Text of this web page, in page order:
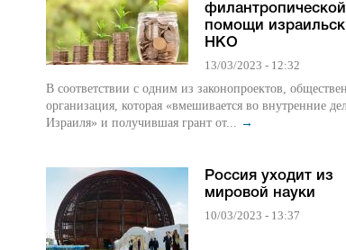
филантропической
помощи
НКО
13/03/2023 - 12:32
В соответствии с одним из законопроектов,
организация, которая «вмешивается во внутренние
Израиля» и получившая грант от...
→
Россия уходит из
мировой науки
10/03/2023 - 13:37